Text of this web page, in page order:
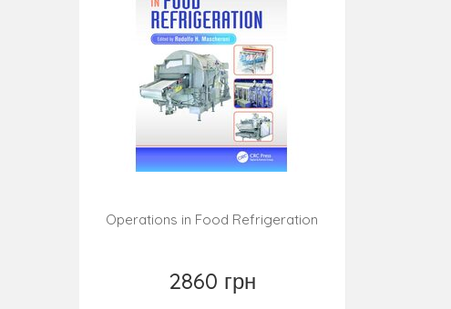
Operations in Food Refrigeration
2860 грн